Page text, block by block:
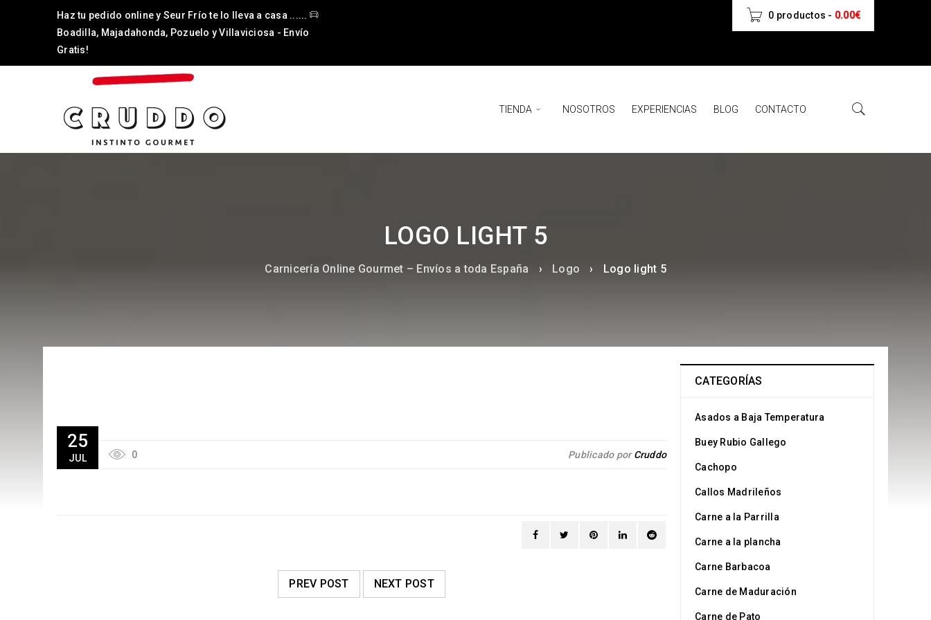
Haz tu pedido online y Seur Frío te lo lleva a casa ......
Boadilla, Majadahonda, Pozuelo y Villaviciosa - Envío
Gratis!
0 productos - 0.00€
TIENDA NOSOTROS EXPERIENCIAS BLOG CONTACTO
LOGO LIGHT 5
Carnicería Online Gourmet – Envíos a toda España › Logo › Logo light 5
25
JUL 0 Publicado porCruddo
PREV POST NEXT POST
CATEGORÍAS
Asados a Baja Temperatura
Buey Rubio Gallego
Cachopo
Callos Madrileños
Carne a la Parrilla
Carne a la plancha
Carne Barbacoa
Carne de Maduración
Carne de Pato